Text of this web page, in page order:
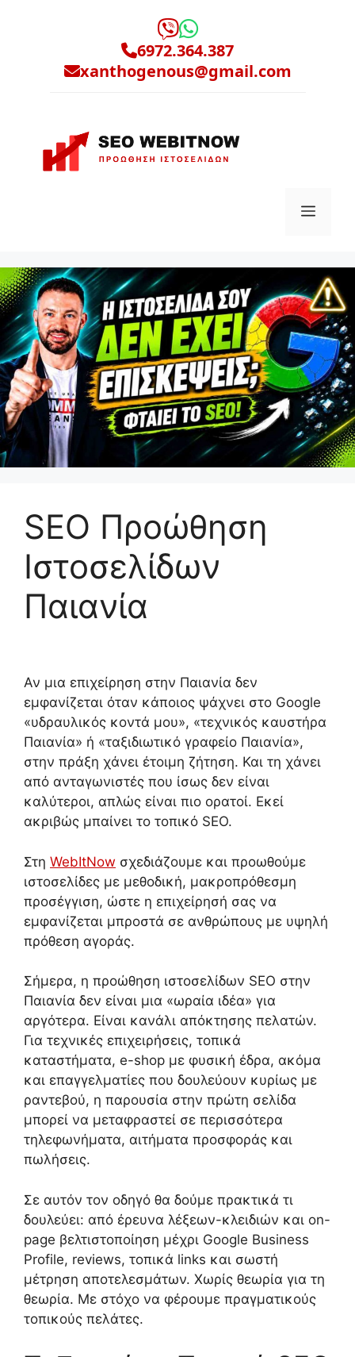
6972.364.387
xanthogenous@gmail.com
SEO Προώθηση
Ιστοσελίδων
Παιανία
Αν μια επιχείρηση στην Παιανία δεν
εμφανίζεται όταν κάποιος ψάχνει στο Google
«υδραυλικός κοντά μου», «τεχνικός καυστήρα
Παιανία» ή «ταξιδιωτικό γραφείο Παιανία»,
στην πράξη χάνει έτοιμη ζήτηση. Και τη χάνει
από ανταγωνιστές που ίσως δεν είναι
καλύτεροι, απλώς είναι πιο ορατοί. Εκεί
ακριβώς μπαίνει το τοπικό SEO.
Στη WebItNow σχεδιάζουμε και προωθούμε
ιστοσελίδες με μεθοδική, μακροπρόθεσμη
προσέγγιση, ώστε η επιχείρησή σας να
εμφανίζεται μπροστά σε ανθρώπους με υψηλή
πρόθεση αγοράς.
Σήμερα, η προώθηση ιστοσελίδων SEO στην
Παιανία δεν είναι μια «ωραία ιδέα» για
αργότερα. Είναι κανάλι απόκτησης πελατών.
Για τεχνικές επιχειρήσεις, τοπικά
καταστήματα, e-shop με φυσική έδρα, ακόμα
και επαγγελματίες που δουλεύουν κυρίως με
ραντεβού, η παρουσία στην πρώτη σελίδα
μπορεί να μεταφραστεί σε περισσότερα
τηλεφωνήματα, αιτήματα προσφοράς και
πωλήσεις.
Σε αυτόν τον οδηγό θα δούμε πρακτικά τι
δουλεύει: από έρευνα λέξεων-κλειδιών και on-
page βελτιστοποίηση μέχρι Google Business
Profile, reviews, τοπικά links και σωστή
μέτρηση αποτελεσμάτων. Χωρίς θεωρία για τη
θεωρία. Με στόχο να φέρουμε πραγματικούς
τοπικούς πελάτες.